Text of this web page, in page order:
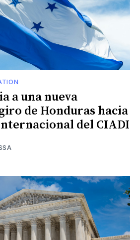
a una nueva
de Honduras hacia
del CIADI